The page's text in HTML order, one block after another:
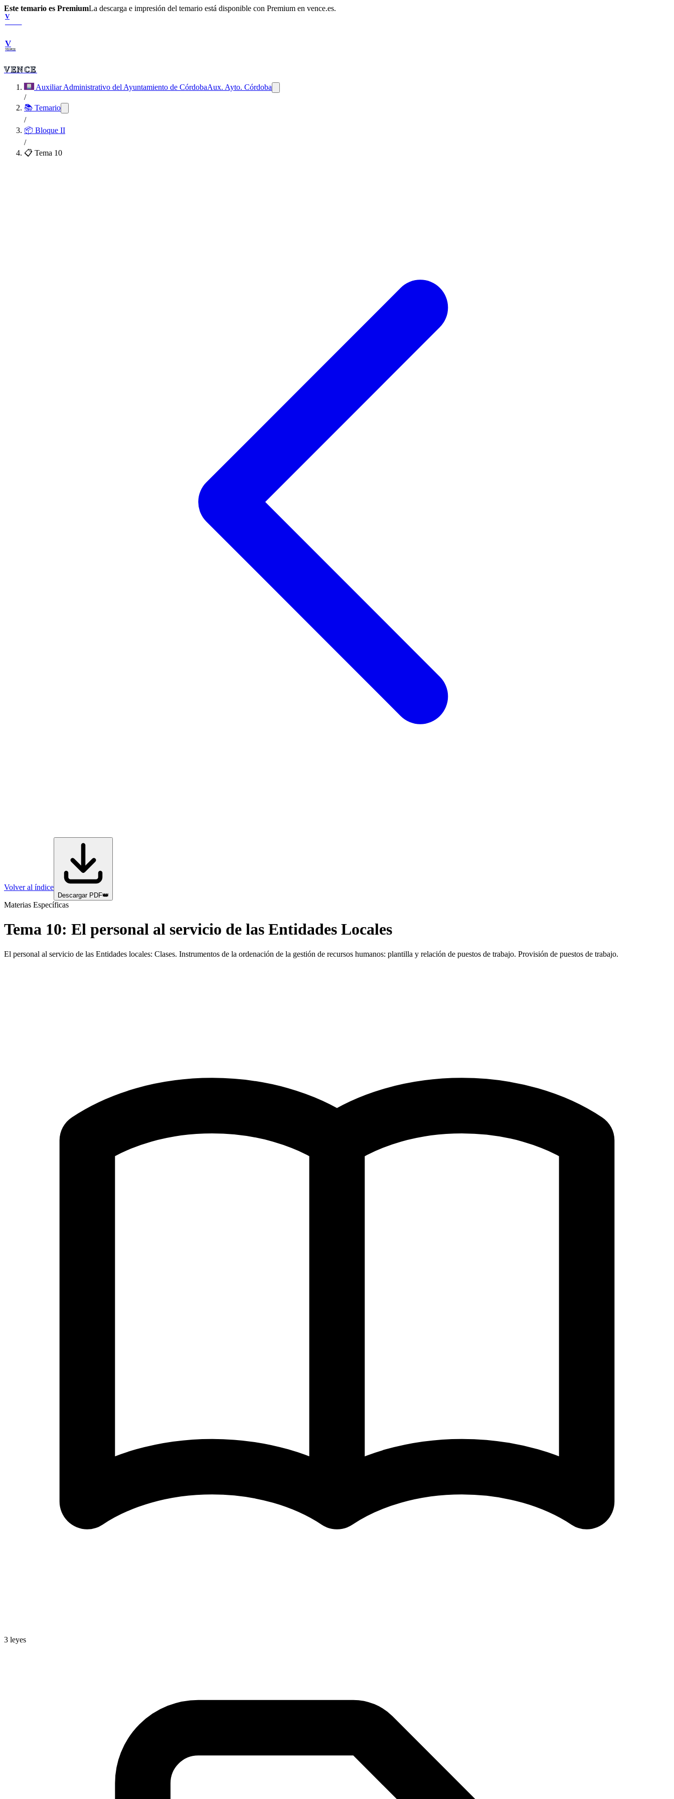
Este temario es PremiumLa descarga e impresión del temario está disponible con Premium en vence.es.
V
V
VENCE
VENCE
Auxiliar Administrativo del Ayuntamiento de CórdobaAux. Ayto. Córdoba
/
📚 Temario
/
📦 Bloque II
/
📋 Tema 10
Volver al índice
Descargar PDF👑
Materias Específicas
Tema 10: El personal al servicio de las Entidades Locales
El personal al servicio de las Entidades locales: Clases. Instrumentos de la ordenación de la gestión de recursos humanos: plantilla y relación de puestos de trabajo. Provisión de puestos de trabajo.
3 leyes